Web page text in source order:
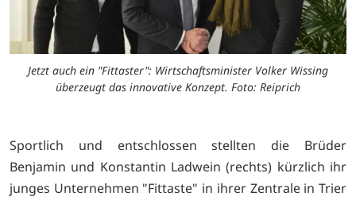
Jetzt auch ein "Fittaster": Wirtschaftsminister Volker Wissing
überzeugt das innovative Konzept. Foto: Reiprich
Sportlich und entschlossen stellten die Brüder
Benjamin und Konstantin Ladwein (rechts) kürzlich ihr
junges Unternehmen "Fittaste" in ihrer Zentrale in Trier